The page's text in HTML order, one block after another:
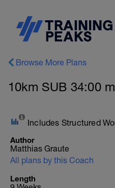
Browse More Plans
10km SUB 34:00
Includes Structured
Author
Matthias Graute
All plans by this Coach
Length